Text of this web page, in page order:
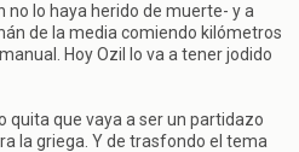
no lo haya herido de muerte- y a
de la media comiendo kilómetros
Hoy Ozil lo va a tener jodido
quita que vaya a ser un partidazo
la griega. Y de trasfondo el tema